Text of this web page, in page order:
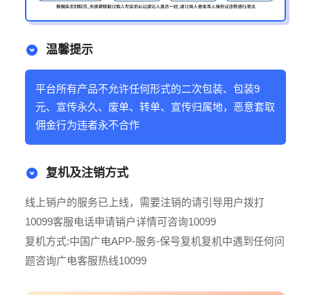
温馨提示
平台所有产品不允许任何形式的二次包装、包装9
元、宣传永久、废单、转单、宣传归属地，恶意套取
佣金行为违者永不合作
复机及注销方式
线上销户的服务已上线，需要注销的请引导用户拨打
10099客服电话申请销户详情可咨询10099
复机方式:中国广电APP-服务-保号复机复机中遇到任何问
题咨询广电客服热线10099